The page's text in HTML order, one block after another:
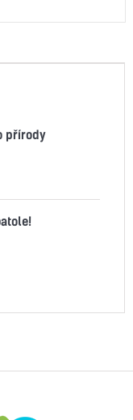
přírody